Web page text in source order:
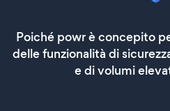
Poiché powr è concepito
delle funzionalità di
e di volumi